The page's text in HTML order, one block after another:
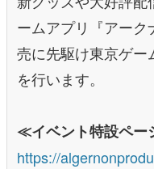
ームアプリ『アーク
売に先駆け東京ゲー
を行います。
≪イベント特設ペ
https://